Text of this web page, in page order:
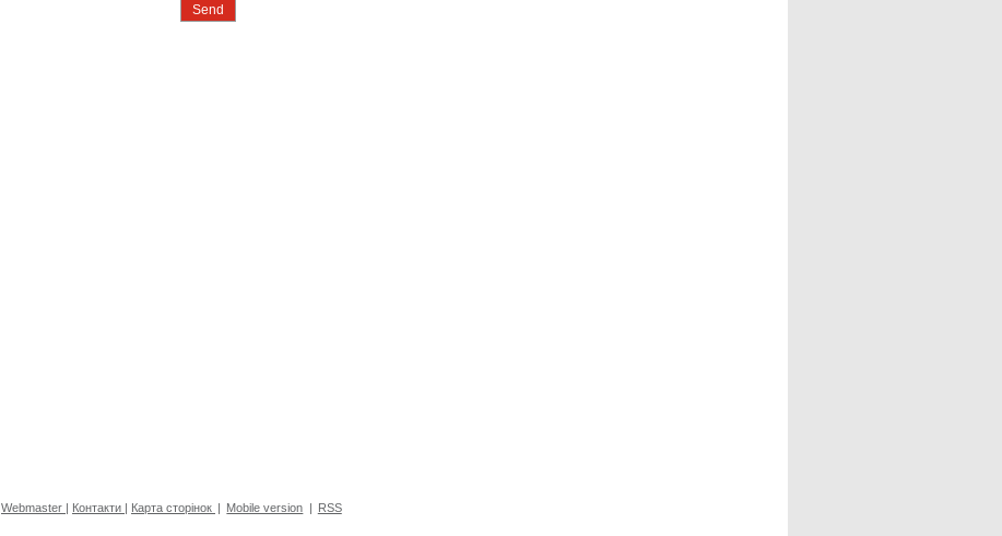
Webmaster | Контакти | Карта сторінок | Mobile version | RSS